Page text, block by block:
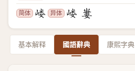
简体 异体
基本解释 國語辭典 康熙字典